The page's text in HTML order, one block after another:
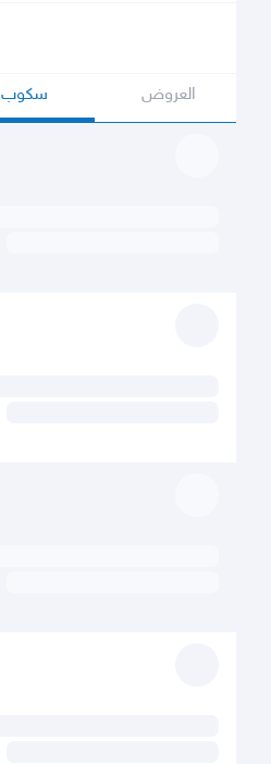
العروض سكوب